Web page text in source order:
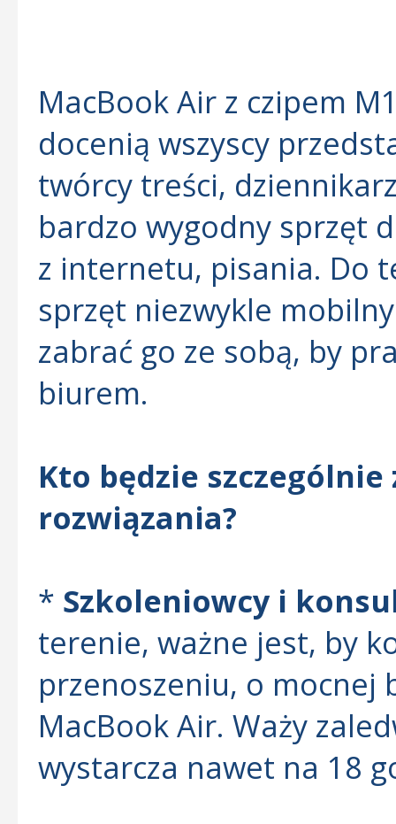
MacBook Air z czipem
docenią wszyscy
twórcy treści,
bardzo wygodny sprzęt
z internetu, pisania. Do
sprzęt niezwykle
zabrać go ze sobą, by
biurem.
Kto będzie
rozwiązania?
* Szkoleniowcy i
terenie, ważne jest, by
przenoszeniu, o mocnej
MacBook Air. Waży
wystarcza nawet na 18